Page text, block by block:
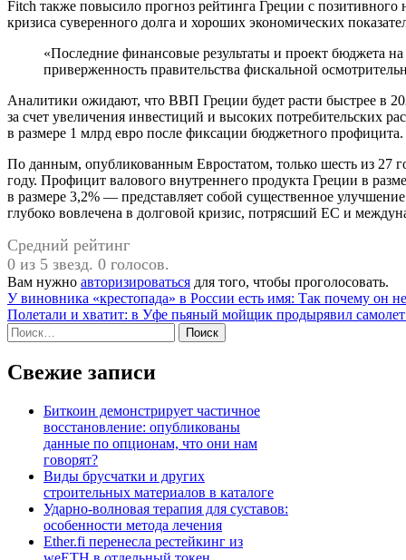
Fitch также повысило прогноз рейтинга Греции с позитивного
кризиса суверенного долга и хороших экономических
«Последние финансовые результаты и проект бюджета на 2026 год подчеркивают твердую
приверженность правительства фискальной
Аналитики ожидают, что ВВП Греции будет расти быстрее в
за счет увеличения инвестиций и высоких потребительских
в размере 1 млрд евро после фиксации бюджетного профицита.
По данным, опубликованным Евростатом, только шесть из 27
году. Профицит валового внутреннего продукта Греции в
в размере 3,2% — представляет собой существенное
глубоко вовлечена в долговой кризис, потрясший ЕС и
Средний рейтинг
0 из 5 звезд. 0 голосов.
Вам нужно авторизироваться для того, чтобы проголосовать.
Навигация
по
записям
У виновника «крестопада» в России есть имя: Так почему он
Полетали и хватит: в Уфе пьяный мойщик продырявил самолет
Найти:
Свежие записи
Биткоин демонстрирует частичное
восстановление: опубликованы
данные по опционам, что они нам
говорят?
Виды брусчатки и других
строительных материалов в каталоге
Ударно-волновая терапия для суставов:
особенности метода лечения
Ether.fi перенесла рестейкинг из